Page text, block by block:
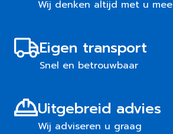
Wij denken altijd met u mee
Eigen transport
Snel en betrouwbaar
Uitgebreid advies
Wij adviseren u graag